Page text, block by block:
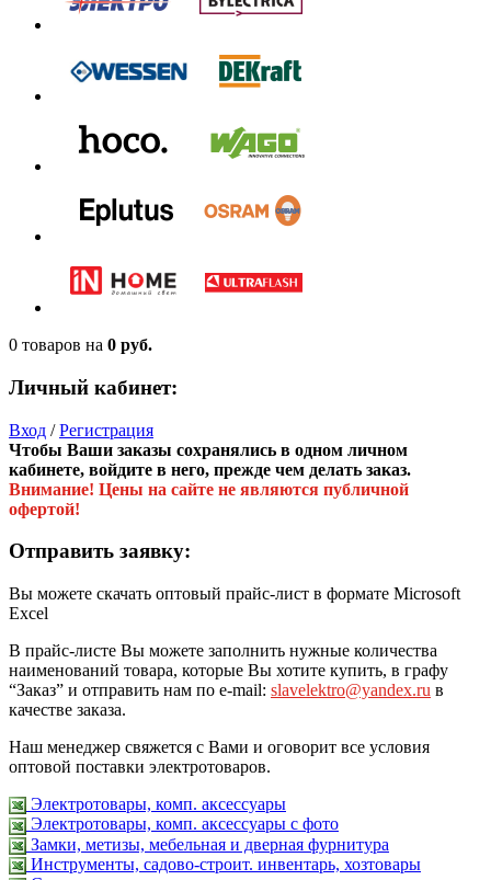
0 товаров на 0 руб.
Личный кабинет:
Вход /Регистрация
Чтобы Ваши заказы сохранялись в одном личном
кабинете, войдите в него, прежде чем делать заказ.
Внимание! Цены на сайте не являются публичной
офертой!
Отправить заявку:
Вы можете скачать оптовый прайс-лист в формате Microsoft
Excel
В прайс-листе Вы можете заполнить нужные количества
наименований товара, которые Вы хотите купить, в графу
“Заказ” и отправить нам по e-mail: slavelektro@yandex.ru в
качестве заказа.
Наш менеджер свяжется с Вами и оговорит все условия
оптовой поставки электротоваров.
Электротовары, комп. аксессуары
Электротовары, комп. аксессуары с фото
Замки, метизы, мебельная и дверная фурнитура
Инструменты, садово-строит. инвентарь, хозтовары